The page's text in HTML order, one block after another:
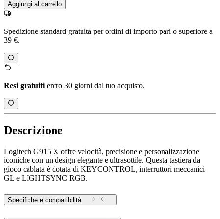
Aggiungi al carrello
Spedizione standard gratuita per ordini di importo pari o superiore a
39 €.
Resi gratuitientro 30 giorni dal tuo acquisto.
Descrizione
Logitech G915 X offre velocità, precisione e personalizzazione
iconiche con un design elegante e ultrasottile. Questa tastiera da
gioco cablata è dotata di KEYCONTROL, interruttori meccanici
GL e LIGHTSYNC RGB.
Specifiche e compatibilità